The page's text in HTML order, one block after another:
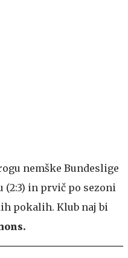
nemške Bundeslige
in prvič po sezoni
pokalih. Klub naj bi